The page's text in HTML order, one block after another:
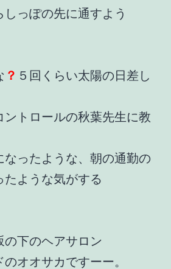
っぽの先に通すよう
？ ５回くらい太陽の日差し
ントロールの秋葉先生に教
なったような、朝の通勤の
たような気がする
下のヘアサロン
オオサカですーー。